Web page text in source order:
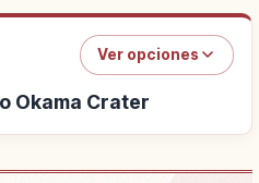
Ver opciones
Okama Crater